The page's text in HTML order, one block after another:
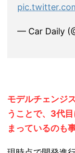
— Car Daily
モデルチェンジ
うことで、3代
まっているのも